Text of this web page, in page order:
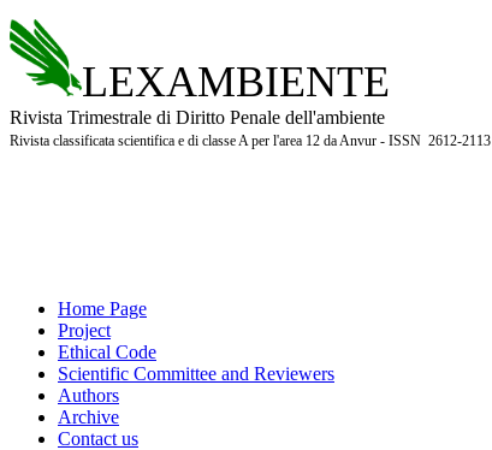
LEXAMBIENTE
Rivista Trimestrale di Diritto Penale dell'ambiente
Rivista classificata scientifica e di classe A per l'area 12 da Anvur - ISSN 2612-2113
Home Page
Project
Ethical Code
Scientific Committee and Reviewers
Authors
Archive
Contact us